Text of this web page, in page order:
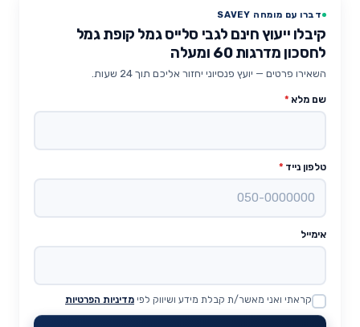
דברו עם מומחה SAVEY
קיבלו ייעוץ חינם לגבי סלייס גמל קופת גמל
לחסכון מדרגות 60 ומעלה
השאירו פרטים — יועץ פנסיוני יחזור אליכם תוך 24 שעות.
שם מלא *
טלפון נייד *
אימייל
Website
קראתי ואני מאשר/ת קבלת מידע ושיווק לפי מדיניות הפרטיות